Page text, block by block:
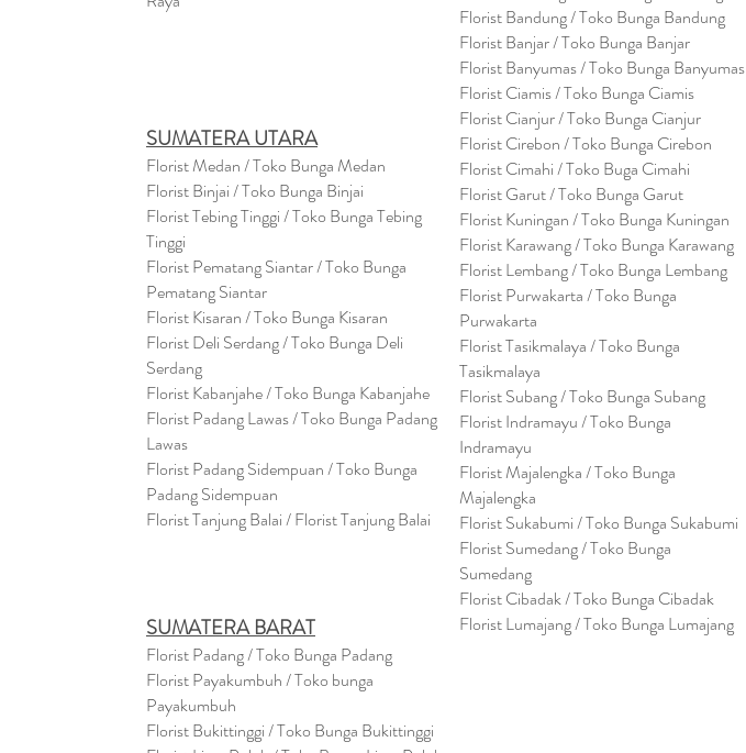
SUMATERA UTARA
Florist Medan / Toko Bunga Medan
Florist Binjai / Toko Bunga Binjai
Florist Tebing Tinggi / Toko Bunga Tebing
Tinggi
Florist Pematang Siantar / Toko Bunga
Pematang Siantar
Florist Kisaran / Toko Bunga Kisaran
Florist Deli Serdang / Toko Bunga Deli
Serdang
Florist Kabanjahe / Toko Bunga Kabanjahe
Florist Padang Lawas / Toko Bunga Padang
Lawas
Florist Padang Sidempuan / Toko Bunga
Padang Sidempuan
Florist Tanjung Balai / Florist Tanjung Balai
SUMATERA BARAT
Florist Padang / Toko Bunga Padang
Florist Payakumbuh / Toko bunga
Payakumbuh
Florist Bukittinggi / Toko Bunga Bukittinggi
Florist Bandung / Toko Bunga Bandung
Florist Banjar / Toko Bunga Banjar
Florist Banyumas / Toko Bunga Banyumas
Florist Ciamis / Toko Bunga Ciamis
Florist Cianjur / Toko Bunga Cianjur
Florist Cirebon / Toko Bunga Cirebon
Florist Cimahi / Toko Buga Cimahi
Florist Garut / Toko Bunga Garut
Florist Kuningan / Toko Bunga Kuningan
Florist Karawang / Toko Bunga Karawang
Florist Lembang / Toko Bunga Lembang
Florist Purwakarta / Toko Bunga
Purwakarta
Florist Tasikmalaya / Toko Bunga
Tasikmalaya
Florist Subang / Toko Bunga Subang
Florist Indramayu / Toko Bunga
Indramayu
Florist Majalengka / Toko Bunga
Majalengka
Florist Sukabumi / Toko Bunga Sukabumi
Florist Sumedang / Toko Bunga
Sumedang
Florist Cibadak / Toko Bunga Cibadak
Florist Lumajang / Toko Bunga Lumajang